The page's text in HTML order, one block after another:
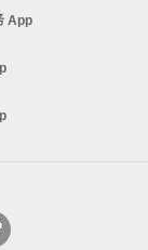
App